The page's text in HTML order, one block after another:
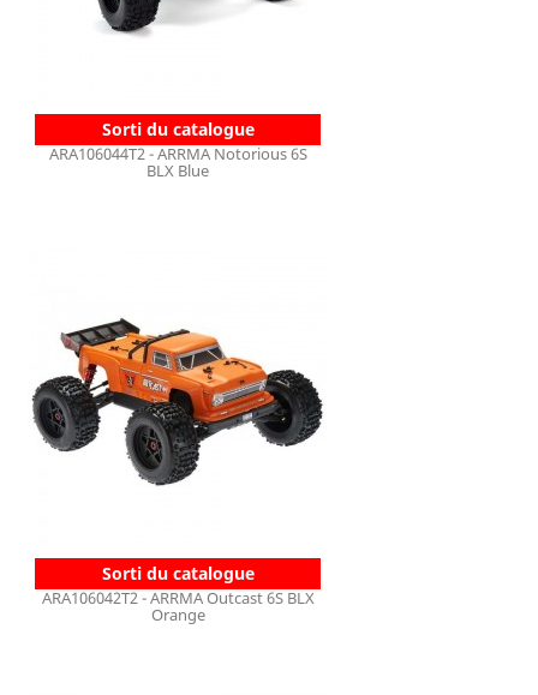
Sorti du catalogue
ARA106044T2 - ARRMA Notorious 6S
BLX Blue
Sorti du catalogue
ARA106042T2 - ARRMA Outcast 6S BLX
Orange